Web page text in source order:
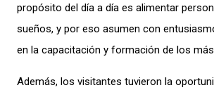
propósito del día a día es alimentar
sueños, y por eso asumen con
en la capacitación y formación de los más
Además, los visitantes tuvieron la